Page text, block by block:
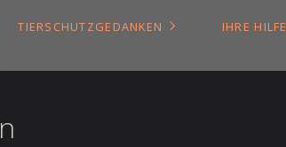
TIERSCHUTZGEDANKEN IHRE HILFE